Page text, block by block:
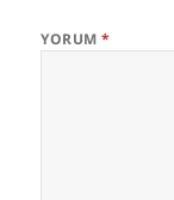
YORUM*